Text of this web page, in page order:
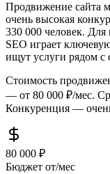
Продвижение сайта
очень высокая
330 000 человек.
SEO играет
ищут услуги рядом с
Стоимость
— от 80 000 ₽/мес.
Конкуренция —
80 000 ₽
Бюджет от/мес